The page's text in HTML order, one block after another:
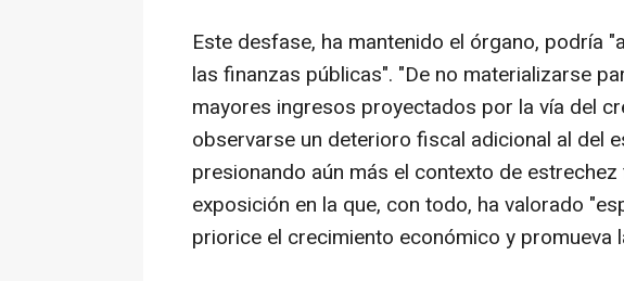
Este desfase, ha mantenido el órgano, podría
las finanzas públicas". "De no materializarse
mayores ingresos proyectados por la vía del
observarse un deterioro fiscal adicional al del
presionando aún más el contexto de
exposición en la que, con todo, ha valorado
priorice el crecimiento económico y promueva